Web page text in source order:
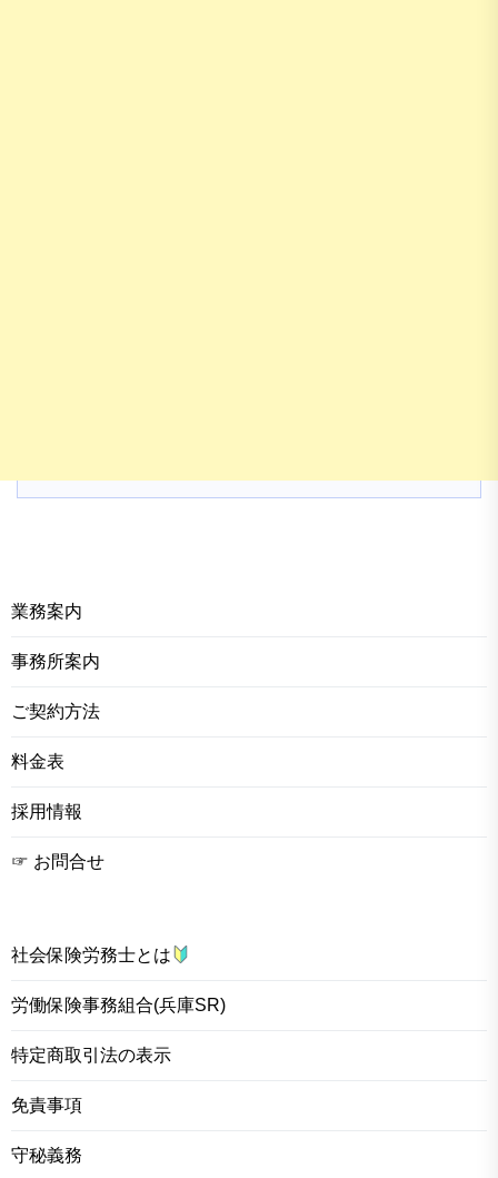
業務案内
事務所案内
ご契約方法
料金表
採用情報
☞ お問合せ
社会保険労務士とは
労働保険事務組合(兵庫SR)
特定商取引法の表示
免責事項
守秘義務